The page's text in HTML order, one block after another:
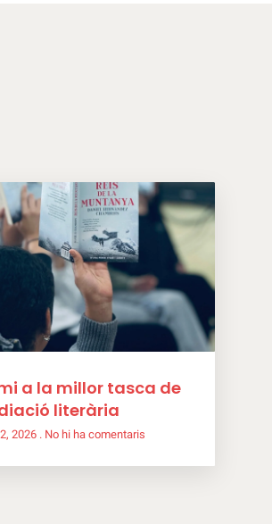
a la millor tasca de
literària
2026 No hi ha comentaris